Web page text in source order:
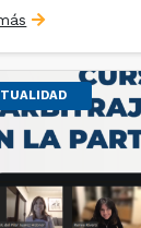
Internacional
de Chile y